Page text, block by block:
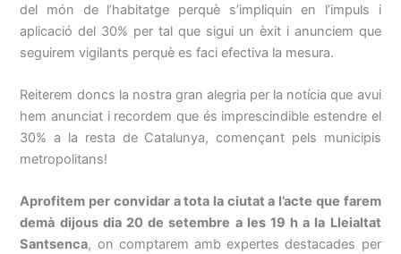
del món de l’habitatge perquè s’impliquin en l’impuls i
aplicació del 30% per tal que sigui un èxit i anunciem que
seguirem vigilants perquè es faci efectiva la mesura.
Reiterem doncs la nostra gran alegria per la notícia que avui
hem anunciat i recordem que és imprescindible estendre el
30% a la resta de Catalunya, començant pels municipis
metropolitans!
Aprofitem per convidar a tota la ciutat a l’acte que farem
demà dijous dia 20 de setembre a les 19 h a la Lleialtat
Santsenca, on comptarem amb expertes destacades per